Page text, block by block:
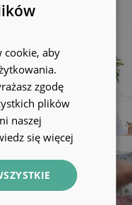
cookie, aby
zgodę
plików
naszej
się więcej